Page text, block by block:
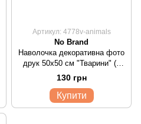
Артикул: 4778v-animals
No Brand
Наволочка декоративна фото
друк 50х50 см "Тварини" (1
шт) - 4 дизайна
130 грн
Купити